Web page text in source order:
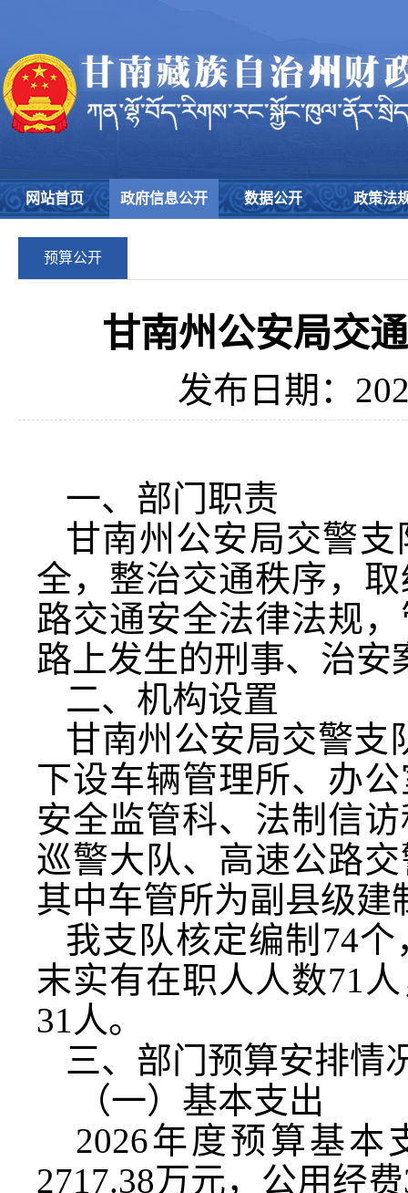
网站首页 政府信息公开 数据公开 政策法
预算公开
甘南州公安局交
发布日期：
一、部门职责
甘南州公安局交警
全，整治交通秩序，
路交通安全法律法规
路上发生的刑事、治
二、机构设置
甘南州公安局交警支
下设车辆管理所、办
安全监管科、法制信
巡警大队、高速公路
其中车管所为副县级
我支队核定编制 74个
末实有在职人人数71
31 人。
三、部门预算安排情
（一）基本支出
2026年度预算基本
2717.38万元，公用经费